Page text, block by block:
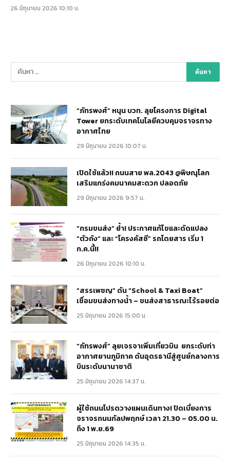
26 มิถุนายน 2026 10:10 น.
“ภัทรพงศ์” หนุน บวท. ลุยโครงการ Digital
Tower ยกระดับเทคโนโลยีควบคุมจราจรทาง
อากาศไทย
29 มิถุนายน 2026 10:07 น.
เปิดใช้แล้ว!! ถนนสาย พล.2043 @พิษณุโลก
เสริมแกร่งคมนาคมสะดวก ปลอดภัย
29 มิถุนายน 2026 9:57 น.
“กรมขนส่ง” ย้ำ! ประกาศแก้ไขและดัดแปลง
“ตัวถัง” และ “โครงคัสซี” รถโดยสาร เริ่ม 1
ก.ค.นี้!!
26 มิถุนายน 2026 10:10 น.
“สรรเพชญ” ดัน “School & Taxi Boat”
เชื่อมขนส่งทางน้ำ – ขนส่งสาธารณะไร้รอยต่อ
25 มิถุนายน 2026 15:00 น.
“ภัทรพงศ์” ลุยเจรจาเพิ่มเที่ยวบิน ยกระดับท่า
อากาศยานภูมิภาค ดันอุดรธานีสู่ศูนย์กลางการ
บินระดับนานาชาติ
25 มิถุนายน 2026 14:37 น.
ผู้ใช้ถนนโปรดวางแผนเดินทาง! ปิดเบี่ยงการ
จราจรถนนกัลปพฤกษ์ เวลา 21.30 – 05.00 น.
ถึง 1 พ.ย.69
25 มิถุนายน 2026 14:35 น.